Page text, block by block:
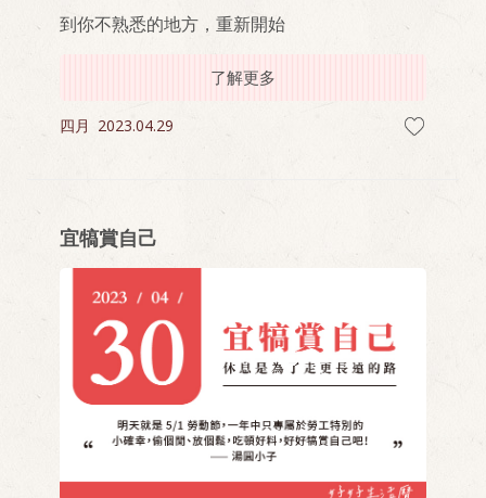
到你不熟悉的地方，重新開始
了解更多
四月 2023.04.29
宜犒賞自己